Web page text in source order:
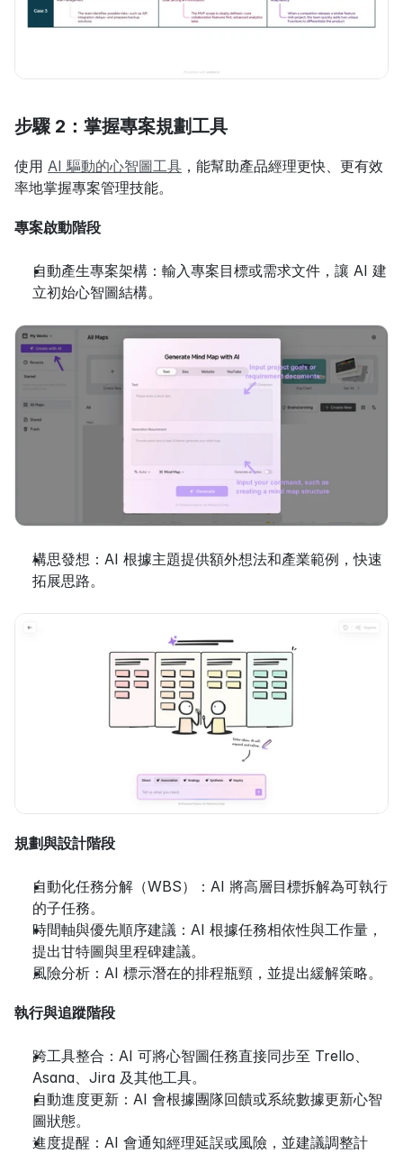
步驟 2：掌握專案規劃工具
使用 AI 驅動的心智圖工具 ，能幫助產品經理更快、更有效
率地掌握專案管理技能。
專案啟動階段
自動產生專案架構：輸入專案目標或需求文件，讓 AI 建
立初始心智圖結構。
構思發想：AI 根據主題提供額外想法和產業範例，快速
拓展思路。
規劃與設計階段
自動化任務分解（WBS）：AI 將高層目標拆解為可執行
的子任務。
時間軸與優先順序建議：AI 根據任務相依性與工作量，
提出甘特圖與里程碑建議。
風險分析：AI 標示潛在的排程瓶頸，並提出緩解策略。
執行與追蹤階段
跨工具整合：AI 可將心智圖任務直接同步至 Trello、
Asana、Jira 及其他工具。
自動進度更新：AI 會根據團隊回饋或系統數據更新心智
圖狀態。
進度提醒：AI 會通知經理延誤或風險，並建議調整計